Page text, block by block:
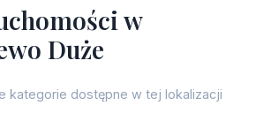
chomości w
wo Duże
kategorie dostępne w tej lokalizacji